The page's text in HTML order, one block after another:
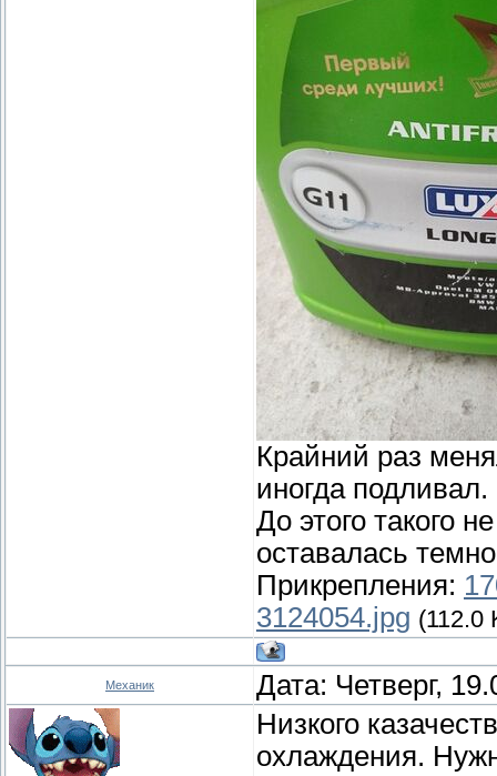
Крайний раз
иногда подливал.
До этого такого
оставалась
Прикрепления:
3124054.jpg (112.0
Механик
Дата: Четверг,
Низкого
охлаждения.